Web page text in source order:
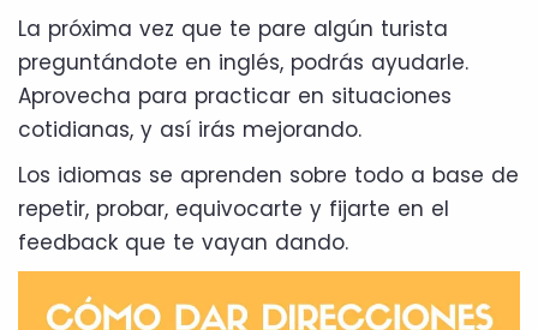
La próxima vez que te pare algún turista
preguntándote en inglés, podrás ayudarle.
Aprovecha para practicar en situaciones
cotidianas, y así irás mejorando.
Los idiomas se aprenden sobre todo a base de
repetir, probar, equivocarte y fijarte en el
feedback que te vayan dando.